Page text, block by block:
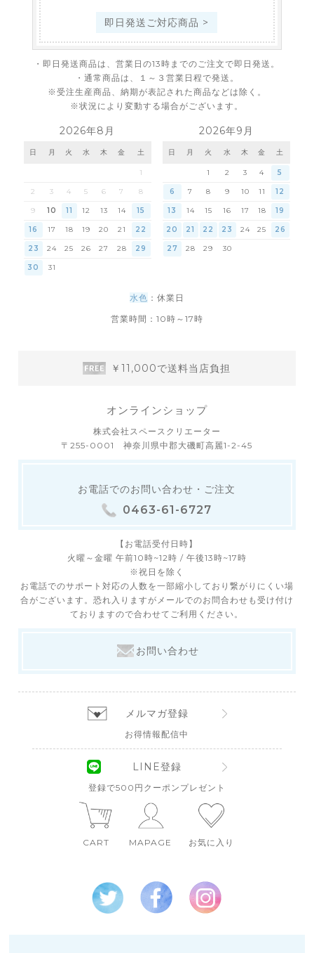
即日発送ご対応商品 >
・即日発送商品は、営業日の13時までのご注文で即日発送。
・通常商品は、１～３営業日程で発送。
※受注生産商品、納期が表記された商品などは除く。
※状況により変動する場合がございます。
2026年8月
日 月 火 水 木 金 土
1
2 3 4 5 6 7 8
9 10 11 12 13 14 15
16 17 18 19 20 21 22
23 24 25 26 27 28 29
30 31
2026年9月
日 月 火 水 木 金 土
1 2 3 4 5
6 7 8 9 10 11 12
13 14 15 16 17 18 19
20 21 22 23 24 25 26
27 28 29 30
水色 ：休業日
営業時間：10時～17時
￥11,000で送料当店負担
オンラインショップ
株式会社スペースクリエーター
〒255-0001 神奈川県中郡大磯町高麗1-2-45
お電話でのお問い合わせ・ご注文
0463-61-6727
【お電話受付日時】
火曜～金曜 午前10時~12時 / 午後13時~17時
※祝日を除く
お電話でのサポート対応の人数を一部縮小しており繋がりにくい場
合がございます。恐れ入りますがメールでのお問合わせも受け付け
ておりますので合わせてご利用ください。
お問い合わせ
メルマガ登録
お得情報配信中
LINE登録
登録で500円クーポンプレゼント
CART MAPAGE お気に入り